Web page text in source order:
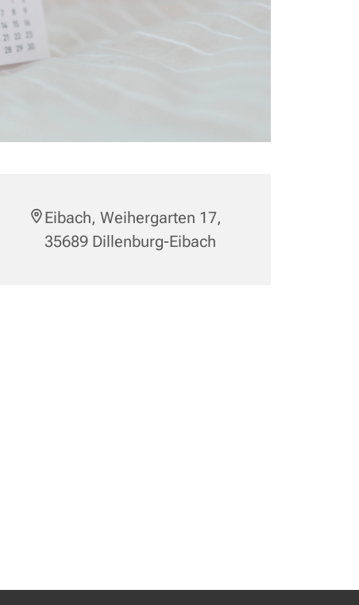
Eibach, Weihergarten 17,
35689 Dillenburg-Eibach